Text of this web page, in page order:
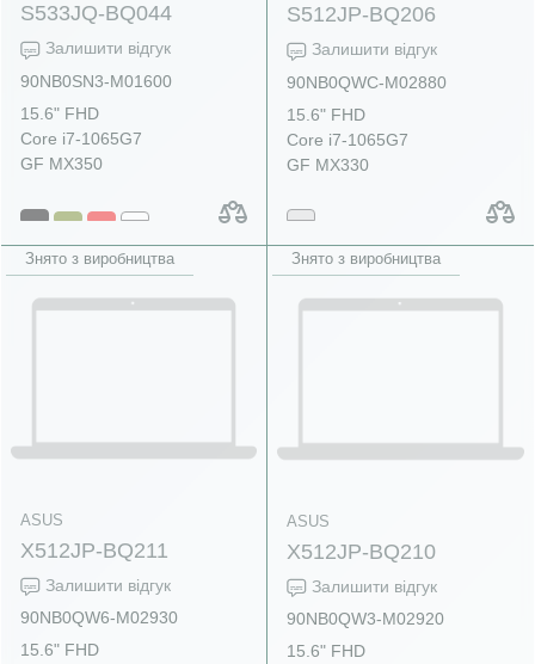
S533JQ-BQ044
Залишити відгук
90NB0SN3-M01600
15.6" FHD
Core i7-1065G7
GF MX350
S512JP-BQ206
Залишити відгук
90NB0QWC-M02880
15.6" FHD
Core i7-1065G7
GF MX330
Знято з виробництва
ASUS
X512JP-BQ211
Залишити відгук
90NB0QW6-M02930
15.6" FHD
Знято з виробництва
ASUS
X512JP-BQ210
Залишити відгук
90NB0QW3-M02920
15.6" FHD